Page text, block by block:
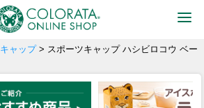
キャップ> スポーツキャップ ハシビロコウ ベー